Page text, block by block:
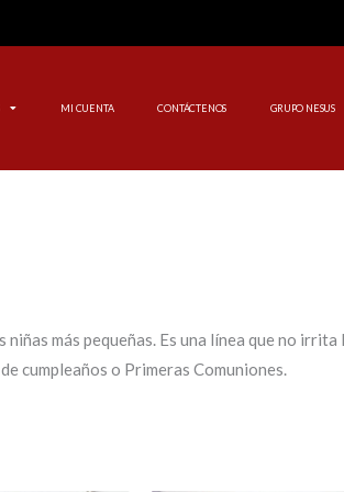
MI CUENTA CONTÁCTENOS GRUPO NESUS
más pequeñas. Es una línea que no irrita
cumpleaños o Primeras Comuniones.